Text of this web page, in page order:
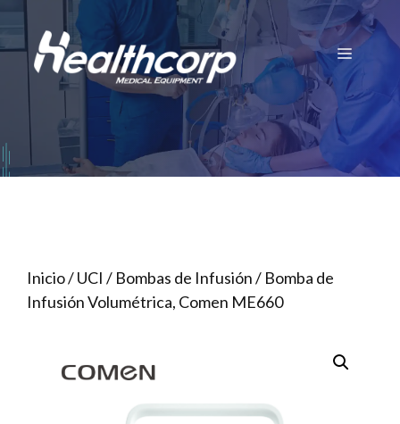
al
contenido
Menú
Inicio/UCI / Bombas de Infusión/ Bomba de
Infusión Volumétrica, Comen ME660